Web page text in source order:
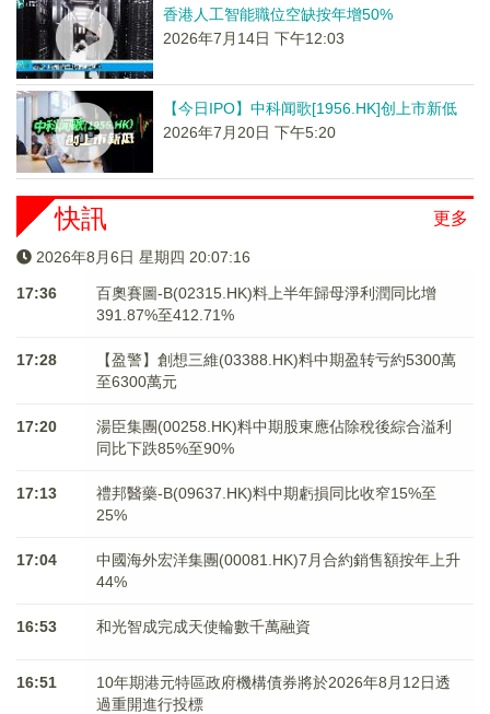
香港人工智能職位空缺按年增50%
2026年7月14日 下午12:03
【今日IPO】中科闻歌[1956.HK]创上市新低
2026年7月20日 下午5:20
更多
快訊
2026年8月6日 星期四 20:07:16
17:36
百奧賽圖-B(02315.HK)料上半年歸母淨利潤同比增
391.87%至412.71%
17:28
【盈警】創想三維(03388.HK)料中期盈转亏約5300萬
至6300萬元
17:20
湯臣集團(00258.HK)料中期股東應佔除稅後綜合溢利
同比下跌85%至90%
17:13
禮邦醫藥-B(09637.HK)料中期虧損同比收窄15%至
25%
17:04
中國海外宏洋集團(00081.HK)7月合約銷售額按年上升
44%
16:53 和光智成完成天使輪數千萬融資
16:51
10年期港元特區政府機構債券將於2026年8月12日透
過重開進行投標